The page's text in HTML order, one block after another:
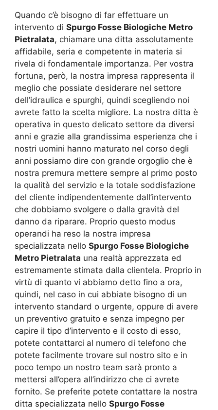
Quando c’è bisogno di far effettuare un
intervento di Spurgo Fosse Biologiche Metro
Pietralata, chiamare una ditta assolutamente
affidabile, seria e competente in materia si
rivela di fondamentale importanza. Per vostra
fortuna, però, la nostra impresa rappresenta il
meglio che possiate desiderare nel settore
dell’idraulica e spurghi, quindi scegliendo noi
avrete fatto la scelta migliore. La nostra ditta è
operativa in questo delicato settore da diversi
anni e grazie alla grandissima esperienza che i
nostri uomini hanno maturato nel corso degli
anni possiamo dire con grande orgoglio che è
nostra premura mettere sempre al primo posto
la qualità del servizio e la totale soddisfazione
del cliente indipendentemente dall’intervento
che dobbiamo svolgere o dalla gravità del
danno da riparare. Proprio questo modus
operandi ha reso la nostra impresa
specializzata nello Spurgo Fosse Biologiche
Metro Pietralata una realtà apprezzata ed
estremamente stimata dalla clientela. Proprio in
virtù di quanto vi abbiamo detto fino a ora,
quindi, nel caso in cui abbiate bisogno di un
intervento standard o urgente, oppure di avere
un preventivo gratuito e senza impegno per
capire il tipo d’intervento e il costo di esso,
potete contattarci al numero di telefono che
potete facilmente trovare sul nostro sito e in
poco tempo un nostro team sarà pronto a
mettersi all’opera all’indirizzo che ci avrete
fornito. Se preferite potete contattare la nostra
ditta specializzata nello Spurgo Fosse